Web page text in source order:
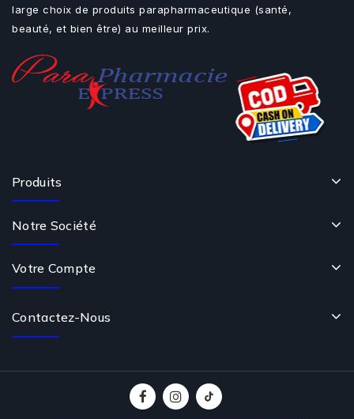
large choix de produits parapharmaceutique (santé,
beauté, et bien être) au meilleur prix.
Produits
Notre Société
Votre Compte
Contactez-Nous